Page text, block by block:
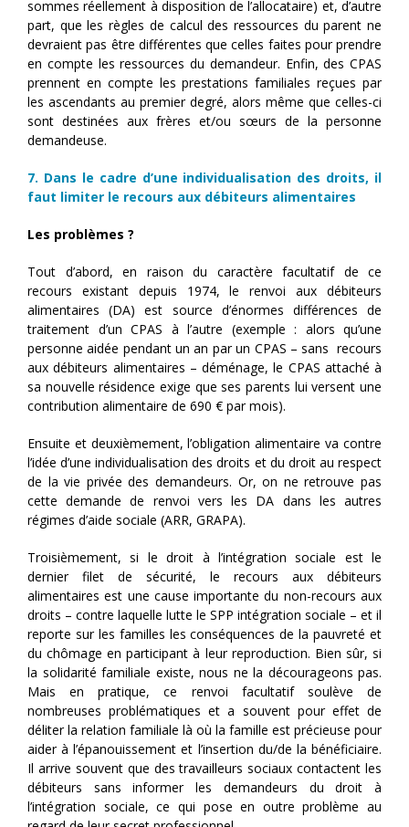
sommes réellement à disposition de l’allocataire) et, d’autre
part, que les règles de calcul des ressources du parent ne
devraient pas être différentes que celles faites pour prendre
en compte les ressources du demandeur. Enfin, des CPAS
prennent en compte les prestations familiales reçues par
les ascendants au premier degré, alors même que celles-ci
sont destinées aux frères et/ou sœurs de la personne
demandeuse.
7. Dans le cadre d’une individualisation des droits, il
faut limiter le recours aux débiteurs alimentaires
Les problèmes ?
Tout d’abord, en raison du caractère facultatif de ce
recours existant depuis 1974, le renvoi aux débiteurs
alimentaires (DA) est source d’énormes différences de
traitement d’un CPAS à l’autre (exemple : alors qu’une
personne aidée pendant un an par un CPAS – sans recours
aux débiteurs alimentaires – déménage, le CPAS attaché à
sa nouvelle résidence exige que ses parents lui versent une
contribution alimentaire de 690 € par mois).
Ensuite et deuxièmement, l’obligation alimentaire va contre
l’idée d’une individualisation des droits et du droit au respect
de la vie privée des demandeurs. Or, on ne retrouve pas
cette demande de renvoi vers les DA dans les autres
régimes d’aide sociale (ARR, GRAPA).
Troisièmement, si le droit à l’intégration sociale est le
dernier filet de sécurité, le recours aux débiteurs
alimentaires est une cause importante du non-recours aux
droits – contre laquelle lutte le SPP intégration sociale – et il
reporte sur les familles les conséquences de la pauvreté et
du chômage en participant à leur reproduction. Bien sûr, si
la solidarité familiale existe, nous ne la décourageons pas.
Mais en pratique, ce renvoi facultatif soulève de
nombreuses problématiques et a souvent pour effet de
déliter la relation familiale là où la famille est précieuse pour
aider à l’épanouissement et l’insertion du/de la bénéficiaire.
Il arrive souvent que des travailleurs sociaux contactent les
débiteurs sans informer les demandeurs du droit à
l’intégration sociale, ce qui pose en outre problème au